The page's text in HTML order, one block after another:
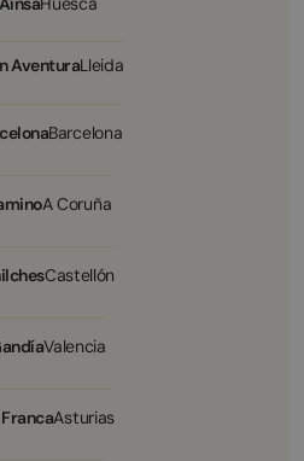
AventuraLleida
Barcelona
A Coruña
Castellón
Valencia
FrancaAsturias